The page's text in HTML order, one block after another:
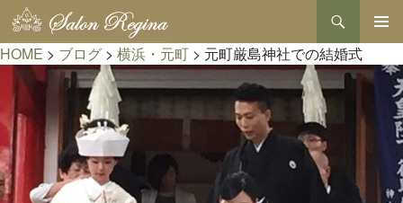
検
索
メインメ
ニュー
ン
テ
ン
ツ
へ
ス
キ
ッ
プ
HOME > ブログ > 横浜・元町 > 元町厳島神社での結婚式